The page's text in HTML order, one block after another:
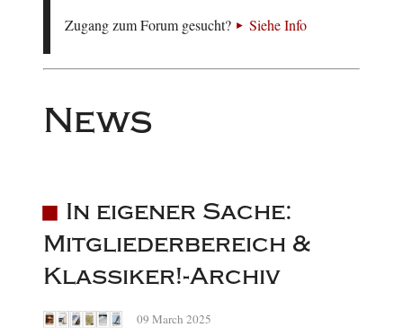
Zugang zum Forum gesucht?
Siehe Info
News
In eigener Sache:
Mitgliederbereich &
Klassiker!-Archiv
09 March 2025